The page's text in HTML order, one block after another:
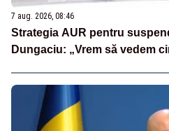
7 aug. 2026, 08:46
Strategia AUR pentru
Dungaciu: „Vrem să vedem